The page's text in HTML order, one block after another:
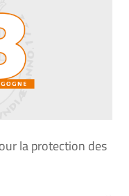
la protection des